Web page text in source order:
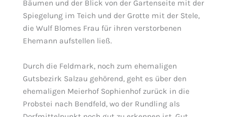
Bäumen und der Blick von der Gartenseite mit der
Spiegelung im Teich und der Grotte mit der Stele,
die Wulf Blomes Frau für ihren verstorbenen
Ehemann aufstellen ließ.
Durch die Feldmark, noch zum ehemaligen
Gutsbezirk Salzau gehörend, geht es über den
ehemaligen Meierhof Sophienhof zurück in die
Probstei nach Bendfeld, wo der Rundling als